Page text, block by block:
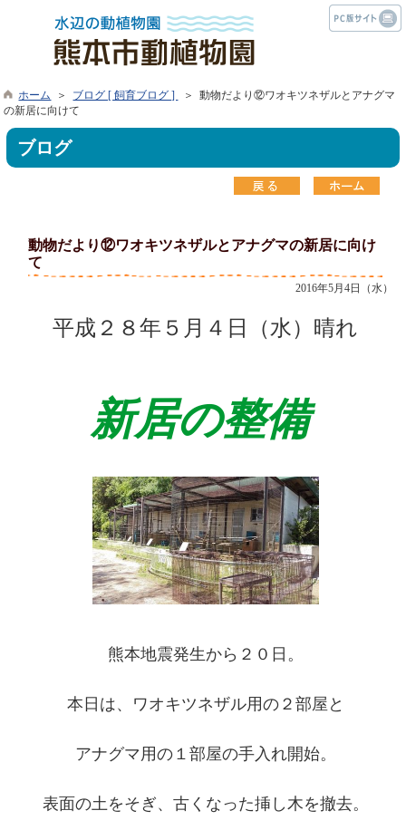
ホーム ＞ ブログ [ 飼育ブログ ]
＞ 動物だより⑫ワオキツネザルとアナグマ
の新居に向けて
ブログ
動物だより⑫ワオキツネザルとアナグマの新居に向け
て
2016年5月4日（水）
平成２８年５月４日（水）晴れ
新居の整備
熊本地震発生から２０日。
本日は、ワオキツネザル用の２部屋と
アナグマ用の１部屋の手入れ開始。
表面の土をそぎ、古くなった挿し木を撤去。